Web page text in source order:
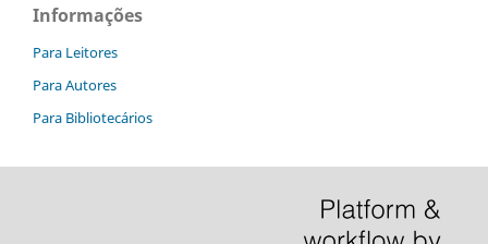
Informações
Para Leitores
Para Autores
Para Bibliotecários